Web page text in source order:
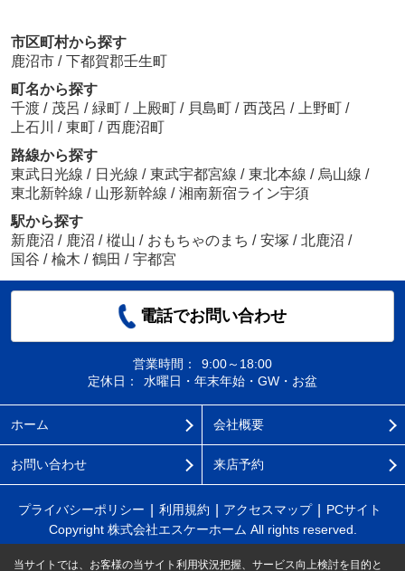
市区町村から探す
鹿沼市 / 下都賀郡壬生町
町名から探す
千渡 / 茂呂 / 緑町 / 上殿町 / 貝島町 / 西茂呂 / 上野町 /
上石川 / 東町 / 西鹿沼町
路線から探す
東武日光線 / 日光線 / 東武宇都宮線 / 東北本線 / 烏山線 /
東北新幹線 / 山形新幹線 / 湘南新宿ライン宇須
駅から探す
新鹿沼 / 鹿沼 / 樅山 / おもちゃのまち / 安塚 / 北鹿沼 /
国谷 / 楡木 / 鶴田 / 宇都宮
電話でお問い合わせ
営業時間：
9:00～18:00
定休日：
水曜日・年末年始・GW・お盆
ホーム 会社概要
お問い合わせ 来店予約
プライバシーポリシー 利用規約 アクセスマップ
PCサイト
Copyright 株式会社エスケーホーム All rights reserved.
当サイトでは、お客様の当サイト利用状況把握、サービス向上検討を目的と